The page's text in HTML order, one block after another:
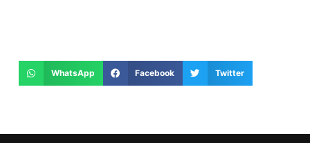
WhatsApp Facebook Twitter